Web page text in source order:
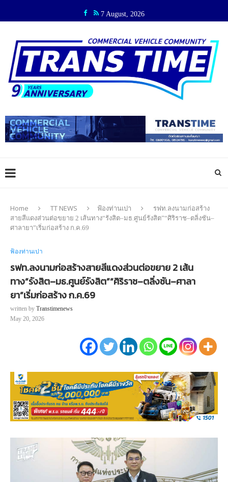
7 August, 2026
Home TT NEWS ฟ้องท่านเปา
รฟท.ลงนามก่อสร้าง
สายสีแดงส่วนต่อขยาย 2 เส้นทาง“รังสิต–มธ.ศูนย์รังสิต”“ศิริราช–ตลิ่งชัน–
ศาลายา”เริ่มก่อสร้าง ก.ค.69
ฟ้องท่านเปา
รฟท.ลงนามก่อสร้างสายสีแดงส่วนต่อขยาย 2 เส้น
ทาง“รังสิต–มธ.ศูนย์รังสิต”“ศิริราช–ตลิ่งชัน–ศาลา
ยา”เริ่มก่อสร้าง ก.ค.69
written by Transtimenews
May 20, 2026